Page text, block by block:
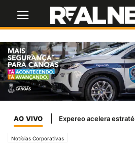
AO VIVO
Notícias Corporativas